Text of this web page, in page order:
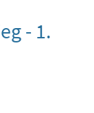
- 1.